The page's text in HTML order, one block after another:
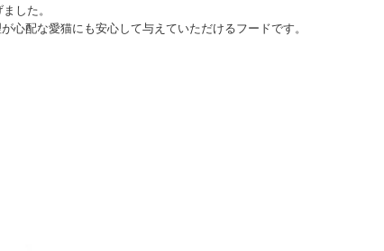
した。
心配な愛猫にも安心して与えていただけるフードです。